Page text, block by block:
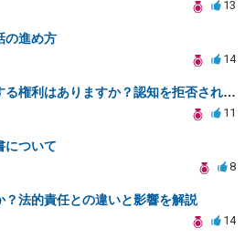
13
の進め方
14
男性側から認知をする権利はありますか？認知を拒否され父親になる権利を奪われたら法律問題になりますか？
11
について
8
？法的責任との違いと影響を解説
14